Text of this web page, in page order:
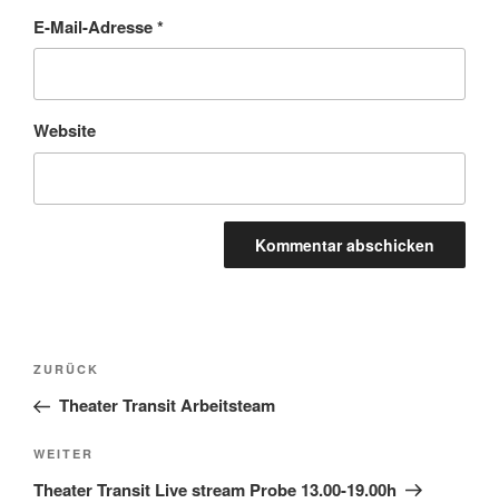
E-Mail-Adresse*
Website
Beitragsnavigation
Vorheriger
Beitrag
ZURÜCK
Theater Transit Arbeitsteam
Nächster
Beitrag
WEITER
Theater Transit Live stream Probe 13.00-19.00h